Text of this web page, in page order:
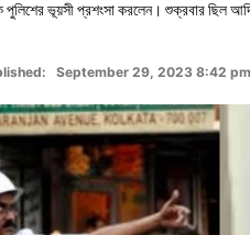
পুলিশের ভূয়সী প্রশংসা করলেন। শুক্রবার ছিল
September 29, 2023 8:42 pm